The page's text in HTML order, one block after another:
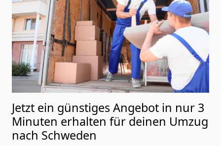
Jetzt ein günstiges Angebot in nur 3
Minuten erhalten für deinen Umzug
nach Schweden